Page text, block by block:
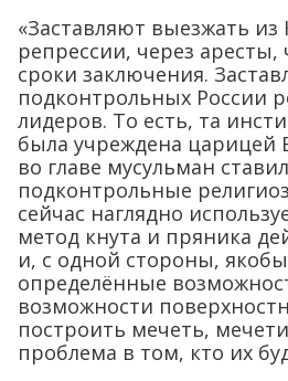
«Заставляют выезжать
репрессии, через аресты,
сроки заключения.
подконтрольных России
лидеров. То есть, та
была учреждена царицей
во главе мусульман
подконтрольные
сейчас наглядно
метод кнута и пряника
и, с одной стороны,
определённые
возможности
построить мечеть,
проблема в том, кто их